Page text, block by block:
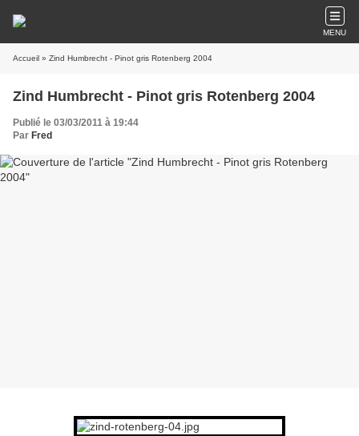
MENU
Accueil » Zind Humbrecht - Pinot gris Rotenberg 2004
Zind Humbrecht - Pinot gris Rotenberg 2004
Publié le 03/03/2011 à 19:44
Par Fred